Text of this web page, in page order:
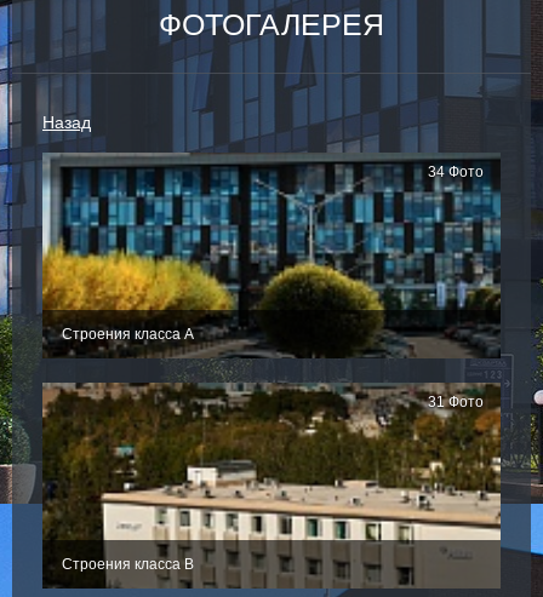
ФОТОГАЛЕРЕЯ
Назад
Строения класса А
34 Фото
Строения класса В
31 Фото